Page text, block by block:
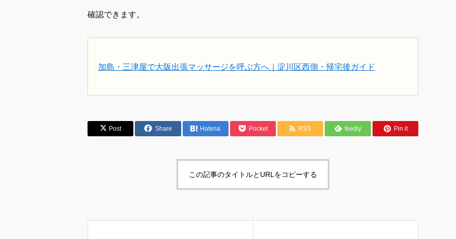
確認できます。
加島・三津屋で大阪出張マッサージを呼ぶ方へ｜淀川区西側・帰宅後ガイド
Post Share Hatena Pocket RSS feedly Pin it
この記事のタイトルとURLをコピーする